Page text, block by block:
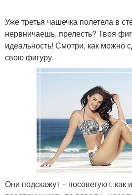
Уже третья чашечка полетела в
нервничаешь, прелесть? Твоя
идеальность! Смотри, как можно
свою фигуру.
Они подскажут – посоветуют, как